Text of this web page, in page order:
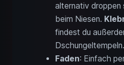
alternativ droppen
beim Niesen.
findest du
Dschungeltempeln.
Faden: Einfach